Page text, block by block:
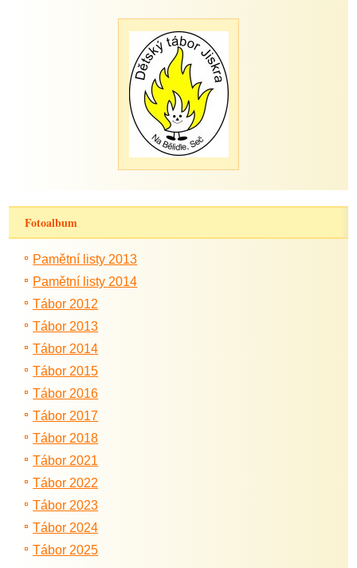
Fotoalbum
Pamětní listy 2013
Pamětní listy 2014
Tábor 2012
Tábor 2013
Tábor 2014
Tábor 2015
Tábor 2016
Tábor 2017
Tábor 2018
Tábor 2021
Tábor 2022
Tábor 2023
Tábor 2024
Tábor 2025